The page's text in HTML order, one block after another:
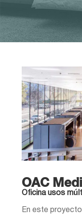
OAC
Oficina usos
En este